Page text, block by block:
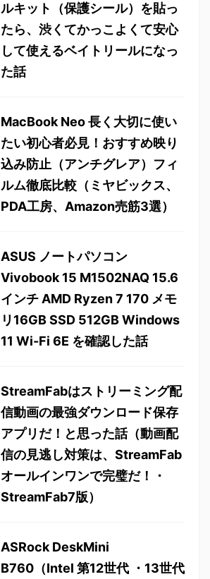
ルキット（保護シール）を貼っ
たら、渋くてかっこよくて安心
して使えるベイトリールになっ
た話
MacBook Neo 長く大切に使い
たい初心者必見！おすすめ映り
込み防止（アンチグレア）フィ
ルム徹底比較（ミヤビックス、
PDA工房、Amazon売筋3選）
ASUS ノートパソコン
Vivobook 15 M1502NAQ 15.6
インチ AMD Ryzen 7 170 メモ
リ16GB SSD 512GB Windows
11 Wi-Fi 6E を確認した話
StreamFabはストリーミング配
信動画の最強ダウンロード保存
アプリだ！と思った話（動画配
信の見逃し対策は、StreamFab
オールインワンで完璧だ！・
StreamFab7版）
ASRock DeskMini
B760（Intel 第12世代 ・13世代